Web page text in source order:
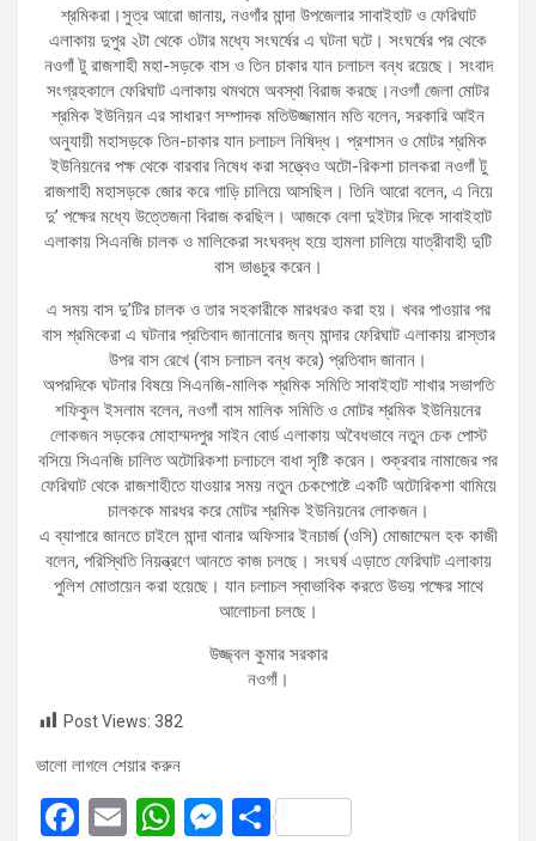
শ্রমিকরা।সুত্র আরো জানায়, নওগাঁর মান্দা উপজেলার সাবাইহাট ও ফেরিঘাট
এলাকায় দুপুর ২টা থেকে ৩টার মধ্যে সংঘর্ষের এ ঘটনা ঘটে। সংঘর্ষের পর থেকে
নওগাঁ টু রাজশাহী মহা-সড়কে বাস ও তিন চাকার যান চলাচল বন্ধ রয়েছে। সংবাদ
সংগ্রহকালে ফেরিঘাট এলাকায় থমথমে অবস্থা বিরাজ করছে।নওগাঁ জেলা মোটর
শ্রমিক ইউনিয়ন এর সাধারণ সম্পাদক মতিউজ্জামান মতি বলেন, সরকারি আইন
অনুযায়ী মহাসড়কে তিন-চাকার যান চলাচল নিষিদ্ধ। প্রশাসন ও মোটর শ্রমিক
ইউনিয়নের পক্ষ থেকে বারবার নিষেধ করা সত্ত্বেও অটো-রিকশা চালকরা নওগাঁ টু
রাজশাহী মহাসড়কে জোর করে গাড়ি চালিয়ে আসছিল। তিনি আরো বলেন, এ নিয়ে
দু’ পক্ষের মধ্যে উত্তেজনা বিরাজ করছিল। আজকে বেলা দুইটার দিকে সাবাইহাট
এলাকায় সিএনজি চালক ও মালিকেরা সংঘবদ্ধ হয়ে হামলা চালিয়ে যাত্রীবাহী দুটি
বাস ভাঙচুর করেন।
এ সময় বাস দু’টির চালক ও তার সহকারীকে মারধরও করা হয়। খবর পাওয়ার পর
বাস শ্রমিকেরা এ ঘটনার প্রতিবাদ জানানোর জন্য মান্দার ফেরিঘাট এলাকায় রাস্তার
উপর বাস রেখে (বাস চলাচল বন্ধ করে) প্রতিবাদ জানান।
অপরদিকে ঘটনার বিষয়ে সিএনজি-মালিক শ্রমিক সমিতি সাবাইহাট শাখার সভাপতি
শফিকুল ইসলাম বলেন, নওগাঁ বাস মালিক সমিতি ও মোটর শ্রমিক ইউনিয়নের
লোকজন সড়কের মোহাম্মদপুর সাইন বোর্ড এলাকায় অবৈধভাবে নতুন চেক পোস্ট
বসিয়ে সিএনজি চালিত অটোরিকশা চলাচলে বাধা সৃষ্টি করেন। শুক্রবার নামাজের পর
ফেরিঘাট থেকে রাজশাহীতে যাওয়ার সময় নতুন চেকপোষ্টে একটি অটোরিকশা থামিয়ে
চালককে মারধর করে মোটর শ্রমিক ইউনিয়নের লোকজন।
এ ব্যাপারে জানতে চাইলে মান্দা থানার অফিসার ইনচার্জ (ওসি) মোজাম্মেল হক কাজী
বলেন, পরিস্থিতি নিয়ন্ত্রণে আনতে কাজ চলছে। সংঘর্ষ এড়াতে ফেরিঘাট এলাকায়
পুলিশ মোতায়েন করা হয়েছে। যান চলাচল স্বাভাবিক করতে উভয় পক্ষের সাথে
আলোচনা চলছে।
উজ্জ্বল কুমার সরকার
নওগাঁ।
Post Views: 382
ভালো লাগলে শেয়ার করুন
F
E
W M S